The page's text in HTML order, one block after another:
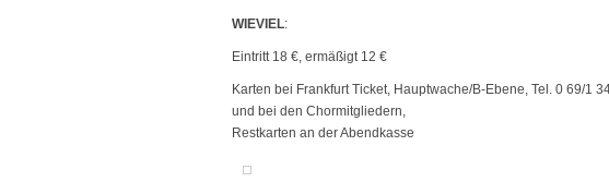
WIEVIEL:
Eintritt 18 €, ermäßigt 12 €
Karten bei Frankfurt Ticket, Hauptwache/B-Ebene, Tel. 0 69/1
und bei den Chormitgliedern,
Restkarten an der Abendkasse